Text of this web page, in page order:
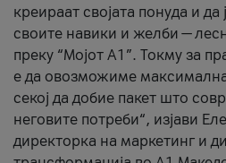
креираат својата понуда и
своите навики и желби —
преку “Мојот А1”. Токму за
е да овозможиме
секој да добие пакет што
неговите потреби“, изјави
директорка на маркетинг и